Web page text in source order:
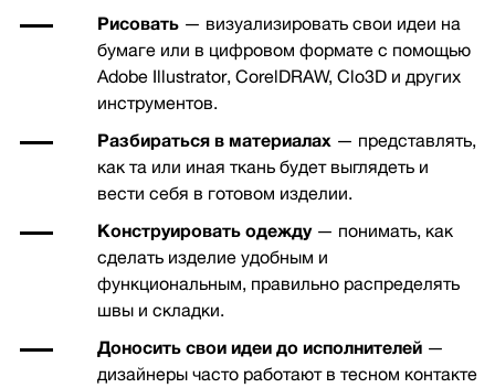
Рисовать — визуализировать свои идеи на
бумаге или в цифровом формате с помощью
Adobe Illustrator, CorelDRAW, Clo3D и других
инструментов.
Разбираться в материалах — представлять,
как та или иная ткань будет выглядеть и
вести себя в готовом изделии.
Конструировать одежду— понимать, как
сделать изделие удобным и
функциональным, правильно распределять
швы и складки.
Доносить свои идеи до исполнителей —
дизайнеры часто работают в тесном контакте